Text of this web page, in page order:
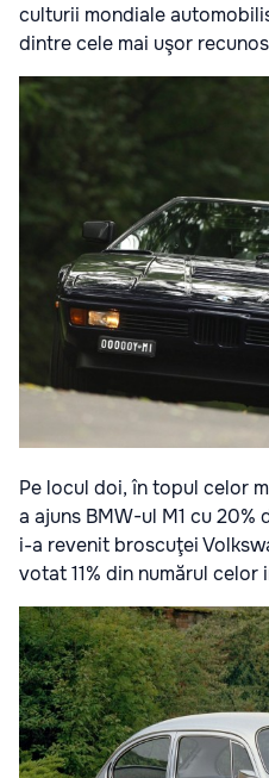
culturii mondiale
dintre cele mai uşor
Pe locul doi, în topul celor
a ajuns BMW-ul M1 cu
i-a revenit broscuţei
votat 11% din numărul celor